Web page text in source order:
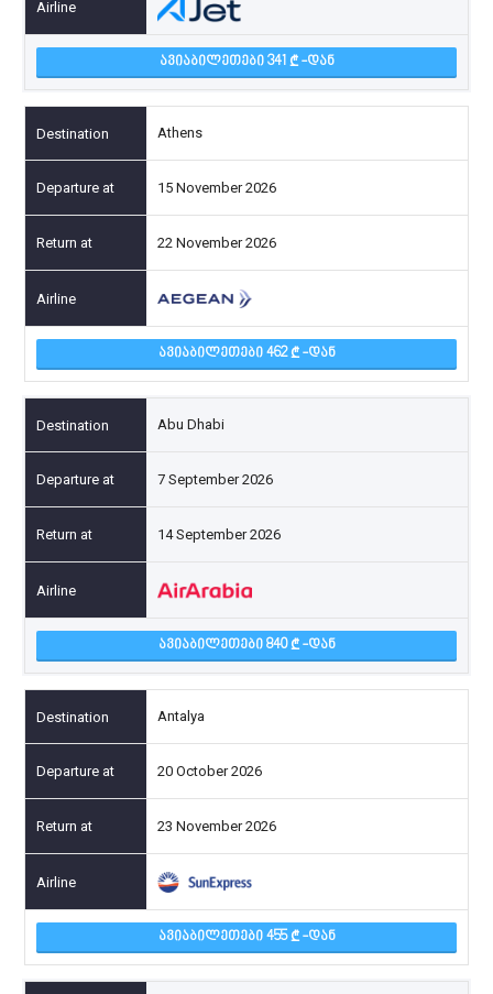
ᲐᲕᲘᲐᲑᲘᲚᲔᲗᲔᲑᲘ 341 -ᲓᲐᲜ
Athens
15 November 2026
22 November 2026
ᲐᲕᲘᲐᲑᲘᲚᲔᲗᲔᲑᲘ 462 -ᲓᲐᲜ
Abu Dhabi
7 September 2026
14 September 2026
ᲐᲕᲘᲐᲑᲘᲚᲔᲗᲔᲑᲘ 840 -ᲓᲐᲜ
Antalya
20 October 2026
23 November 2026
ᲐᲕᲘᲐᲑᲘᲚᲔᲗᲔᲑᲘ 455 -ᲓᲐᲜ